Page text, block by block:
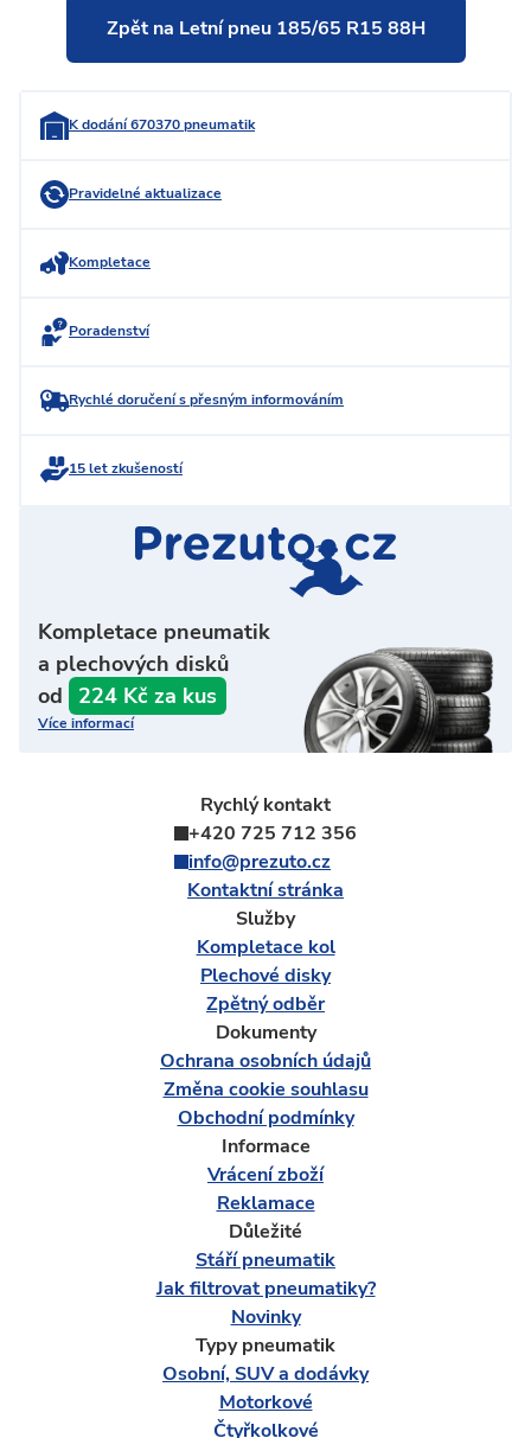
Zpět na Letní pneu 185/65 R15 88H
K dodání 670370 pneumatik
Pravidelné aktualizace
Kompletace
Poradenství
Rychlé doručení s přesným informováním
15 let zkušeností
Kompletace pneumatik
a plechových disků
od
224 Kč za kus
Více informací
Rychlý kontakt
+420 725 712 356
info@prezuto.cz
Kontaktní stránka
Služby
Kompletace kol
Plechové disky
Zpětný odběr
Dokumenty
Ochrana osobních údajů
Změna cookie souhlasu
Obchodní podmínky
Informace
Vrácení zboží
Reklamace
Důležité
Stáří pneumatik
Jak filtrovat pneumatiky?
Novinky
Typy pneumatik
Osobní, SUV a dodávky
Motorkové
Čtyřkolkové